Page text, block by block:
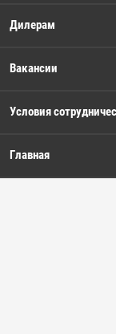
Дилерам
Вакансии
Условия
Главная